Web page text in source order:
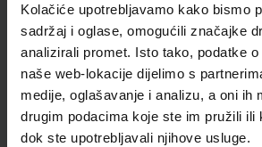
Kolačiće upotrebljavamo kako bismo
sadržaj i oglase, omogućili značajke
analizirali promet. Isto tako, podatke
naše web-lokacije dijelimo s
medije, oglašavanje i analizu, a oni ih
drugim podacima koje ste im pružili ili
dok ste upotrebljavali njihove usluge.
Udžbenik Omot
MOJA ZEMLJA 1; radna bilježnica iz
osnovne škole
Autor(i):Ivan Gambiroža Josip Jukić Dinko
Nakladnik:ALFA d.d. Registarski broj